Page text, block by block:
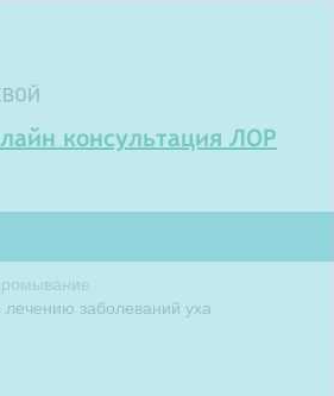
консультация ЛОР
заболеваний уха